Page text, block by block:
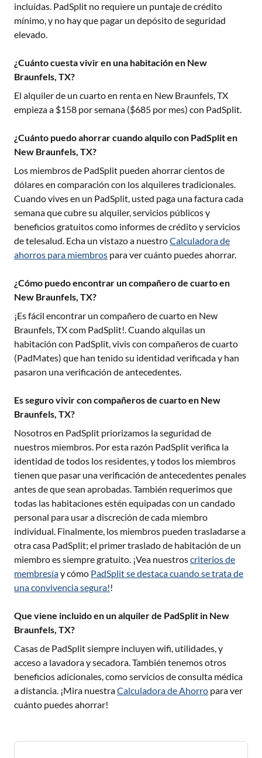
incluidas. PadSplit no requiere un puntaje de crédito
mínimo, y no hay que pagar un depósito de seguridad
elevado.
¿Cuánto cuesta vivir en una habitación en New
Braunfels, TX?
El alquiler de un cuarto en renta en New Braunfels, TX
empieza a $158 por semana ($685 por mes) con PadSplit.
¿Cuánto puedo ahorrar cuando alquilo con PadSplit en
New Braunfels, TX?
Los miembros de PadSplit pueden ahorrar cientos de
dólares en comparación con los alquileres tradicionales.
Cuando vives en un PadSplit, usted paga una factura cada
semana que cubre su alquiler, servicios públicos y
beneficios gratuitos como informes de crédito y servicios
de telesalud. Echa un vistazo a nuestroCalculadora de
ahorros para miembros para ver cuánto puedes ahorrar.
¿Cómo puedo encontrar un compañero de cuarto en
New Braunfels, TX?
¡Es fácil encontrar un compañero de cuarto en New
Braunfels, TXcom PadSplit!. Cuando alquilas un
habitación con PadSplit, vivis con compañeros de cuarto
(PadMates) que han tenido su identidad verificada y han
pasaron una verificación de antecedentes.
Es seguro vivir con compañeros de cuarto en New
Braunfels, TX?
Nosotros en PadSplit priorizamos la seguridad de
nuestros miembros. Por esta razón PadSplit verifica la
identidad de todos los residentes, y todos los miembros
tienen que pasar una verificación de antecedentes penales
antes de que sean aprobadas. También requerimos que
todas las habitaciones estén equipadas con un candado
personal para usar a discreción de cada miembro
individual. Finalmente, los miembros pueden trasladarse a
otra casa PadSplit; el primer traslado de habitación de un
miembro es siempre gratuito. ¡Vea nuestroscriterios de
membresíay cómo PadSplit se destaca cuando se trata de
una convivencia segura!!
Que viene incluido en un alquiler de PadSplit in New
Braunfels, TX?
Casas de PadSplit siempre incluyen wifi, utilidades, y
acceso a lavadora y secadora. También tenemos otros
beneficios adicionales, como servicios de consulta médica
a distancia. ¡Mira nuestraCalculadora de Ahorro para ver
cuánto puedes ahorrar!